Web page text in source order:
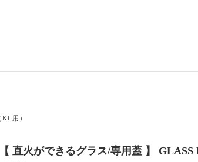
用）
【 直火ができるグラス/専用蓋 】 GLASS